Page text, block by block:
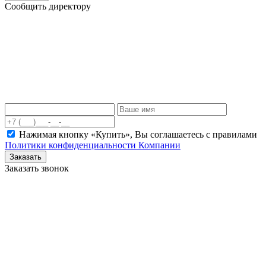
Сообщить директору
Нажимая кнопку «Купить», Вы соглашаетесь c правилами
Политики конфиденциальности Компании
Заказать
Заказать звонок